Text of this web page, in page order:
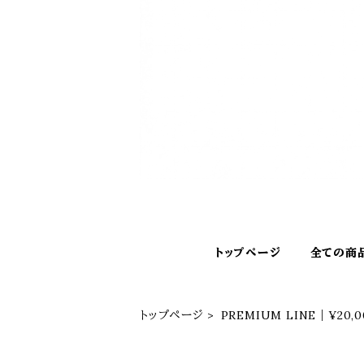
トップページ 全ての商
トップページ PREMIUM LINE｜